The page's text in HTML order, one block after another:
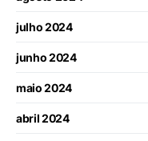
julho 2024
junho 2024
maio 2024
abril 2024